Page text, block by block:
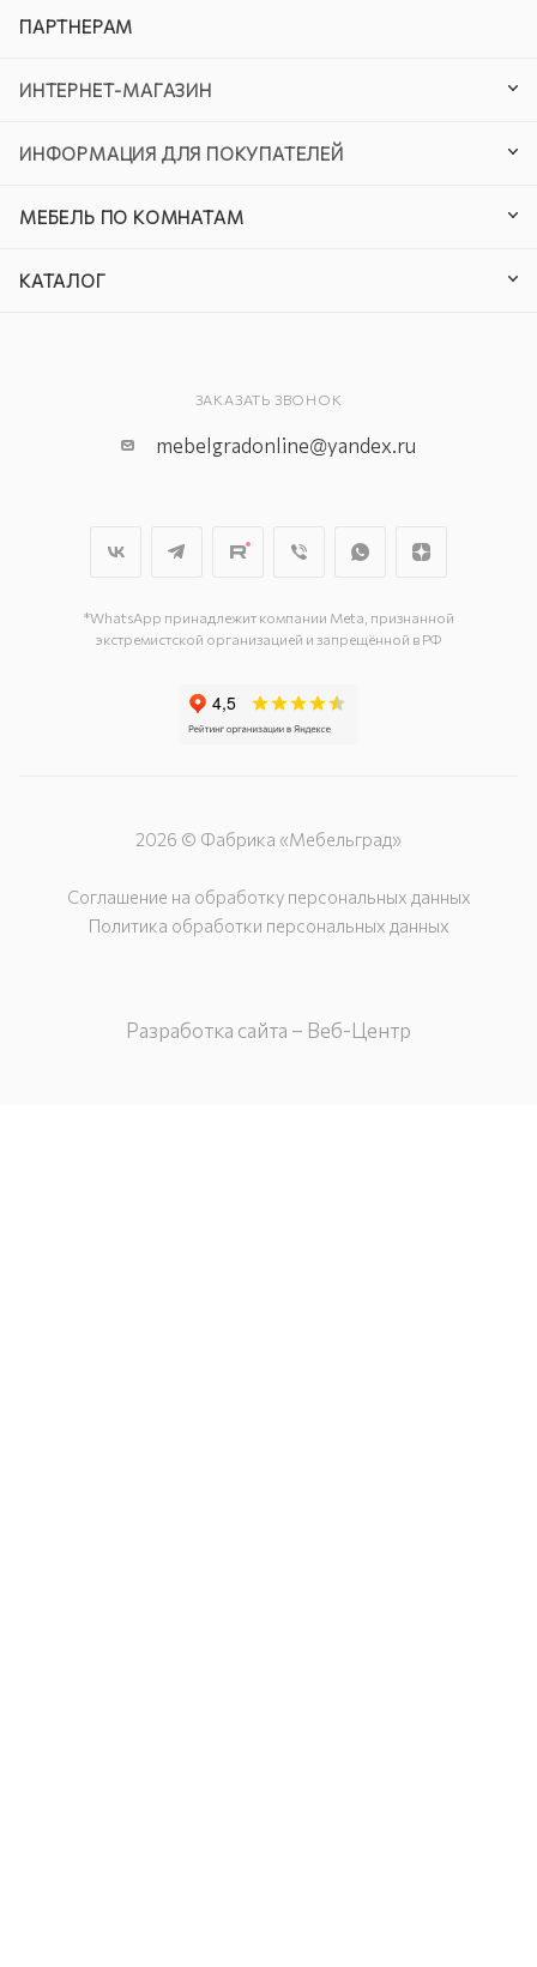
ПАРТНЕРАМ
ИНТЕРНЕТ-МАГАЗИН
ИНФОРМАЦИЯ ДЛЯ ПОКУПАТЕЛЕЙ
МЕБЕЛЬ ПО КОМНАТАМ
КАТАЛОГ
ЗАКАЗАТЬ ЗВОНОК
mebelgradonline@yandex.ru
*WhatsApp принадлежит компании Meta, признанной
экстремистской организацией и запрещённой в РФ
2026 © Фабрика «Мебельград»
Соглашение на обработку персональных данных
Политика обработки персональных данных
Разработка сайта – Веб-Центр